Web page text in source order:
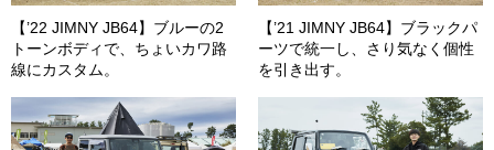
【’22 JIMNY JB64】ブルーの2
トーンボディで、ちょいカワ路
線にカスタム。
【’21 JIMNY JB64】ブラックパ
ーツで統一し、さり気なく個性
を引き出す。